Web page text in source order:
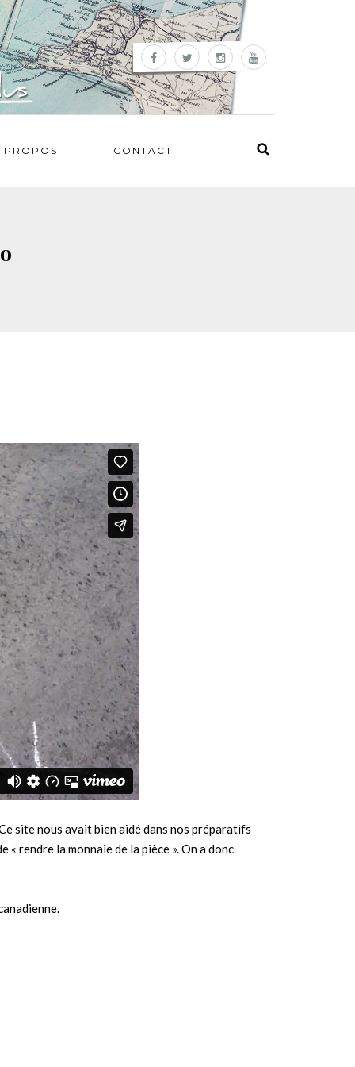
PROPOS CONTACT
site nous avait bien aidé dans nos préparatifs
rendre la monnaie de la pièce ». On a donc